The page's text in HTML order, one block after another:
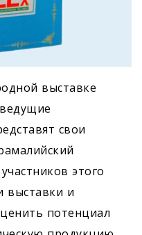
выставке
свои
этого
выставки и
потенциал